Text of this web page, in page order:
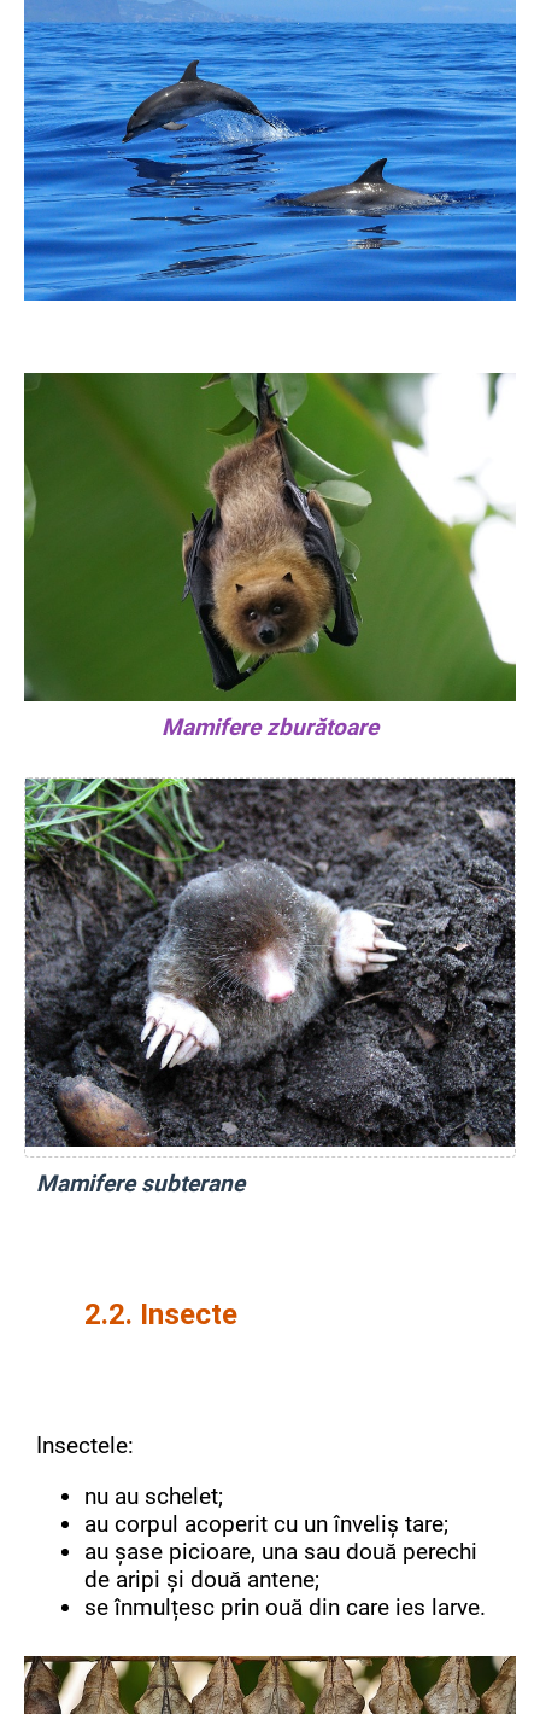
Mamifere zburătoare
Mamifere subterane
2.2. Insecte
Insectele:
nu au schelet;
au corpul acoperit cu un înveliș tare;
au șase picioare, una sau două perechi
de aripi și două antene;
se înmulțesc prin ouă din care ies larve.